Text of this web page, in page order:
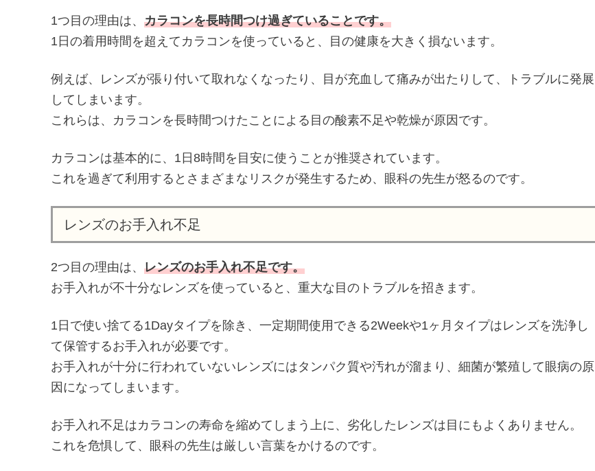
1つ目の理由は、 カラコンを長時間つけ過ぎていることです。
1日の着用時間を超えてカラコンを使っていると、目の健康を大きく損ないます。
例えば、レンズが張り付いて取れなくなったり、目が充血して痛みが出たりして、トラブルに発展
してしまいます。
これらは、カラコンを長時間つけたことによる目の酸素不足や乾燥が原因です。
カラコンは基本的に、1日8時間を目安に使うことが推奨されています。
これを過ぎて利用するとさまざまなリスクが発生するため、眼科の先生が怒るのです。
レンズのお手入れ不足
2つ目の理由は、 レンズのお手入れ不足です。
お手入れが不十分なレンズを使っていると、重大な目のトラブルを招きます。
1日で使い捨てる1Dayタイプを除き、一定期間使用できる2Weekや1ヶ月タイプはレンズを洗浄し
て保管するお手入れが必要です。
お手入れが十分に行われていないレンズにはタンパク質や汚れが溜まり、細菌が繁殖して眼病の原
因になってしまいます。
お手入れ不足はカラコンの寿命を縮めてしまう上に、劣化したレンズは目にもよくありません。
これを危惧して、眼科の先生は厳しい言葉をかけるのです。